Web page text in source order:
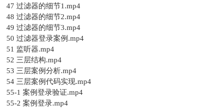
47 过滤器的细节1.mp4
48 过滤器的细节2.mp4
49 过滤器的细节3.mp4
50 过滤器登录案例.mp4
51 监听器.mp4
52 三层结构.mp4
53 三层案例分析.mp4
54 三层案例代码实现.mp4
55-1 案例登录验证.mp4
55-2 案例登录.mp4